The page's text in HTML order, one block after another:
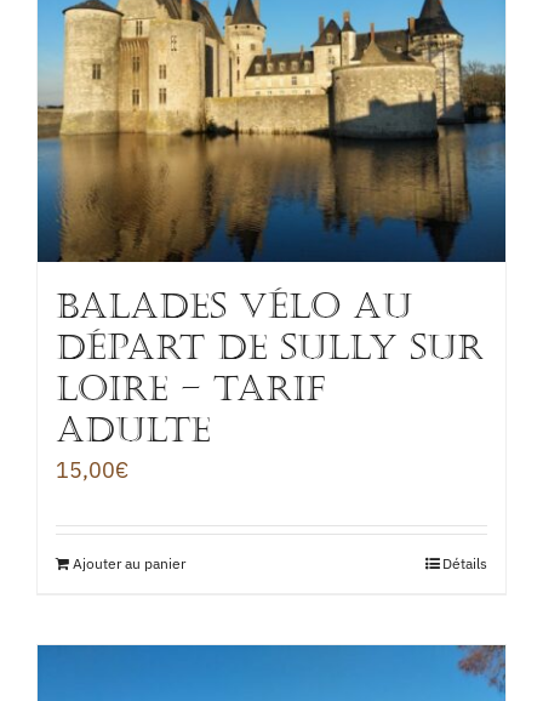
BALADES VÉLO au
départ de Sully sur
Loire – TARIF
ADULTE
15,00€
Ajouter au panier Détails